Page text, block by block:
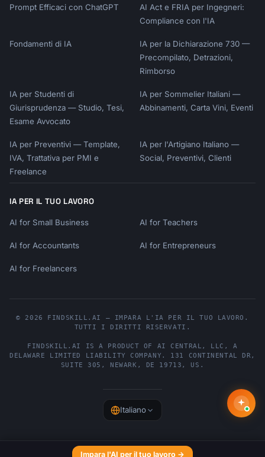
Impara l'AI per il tuo lavoro →
Prompt Efficaci con ChatGPT
AI Act e FRIA per Ingegneri:
Compliance con l'IA
Fondamenti di IA
IA per la Dichiarazione 730 —
Precompilato, Detrazioni,
Rimborso
IA per Studenti di
Giurisprudenza — Studio, Tesi,
Esame Avvocato
IA per Sommelier Italiani —
Abbinamenti, Carta Vini, Eventi
IA per Preventivi — Template,
IVA, Trattativa per PMI e
Freelance
IA per l'Artigiano Italiano —
Social, Preventivi, Clienti
IA PER IL TUO LAVORO
AI for Small Business AI for Teachers
AI for Accountants AI for Entrepreneurs
AI for Freelancers
© 2026 FINDSKILL.AI — IMPARA L'IA PER IL TUO LAVORO.
TUTTI I DIRITTI RISERVATI.
FINDSKILL.AI IS A PRODUCT OF AI CENTRAL, LLC , A
DELAWARE LIMITED LIABILITY COMPANY. 131 CONTINENTAL DR,
SUITE 305 , NEWARK , DE 19713 , US .
Italiano